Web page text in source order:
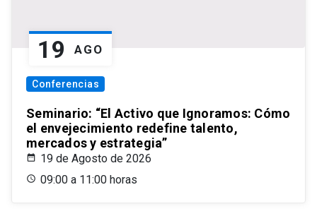
19 AGO
Conferencias
Seminario: “El Activo que Ignoramos: Cómo
el envejecimiento redefine talento,
mercados y estrategia”
19 de Agosto de 2026
09:00 a 11:00 horas